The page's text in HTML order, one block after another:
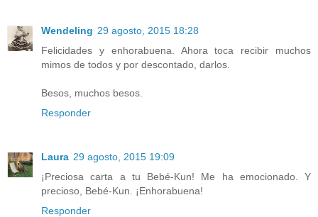
Wendeling 29 agosto, 2015 18:28
Felicidades y enhorabuena. Ahora toca recibir muchos
mimos de todos y por descontado, darlos.
Besos, muchos besos.
Responder
Laura 29 agosto, 2015 19:09
¡Preciosa carta a tu Bebé-Kun! Me ha emocionado. Y
precioso, Bebé-Kun. ¡Enhorabuena!
Responder